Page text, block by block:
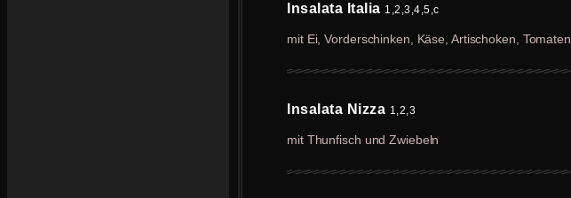
lnsalata ltalia 1,2,3,4,5,c
mit Ei, Vorderschinken, Käse, Artischoken, Tomaten
lnsalata Nizza 1,2,3
mit Thunfisch und Zwiebeln